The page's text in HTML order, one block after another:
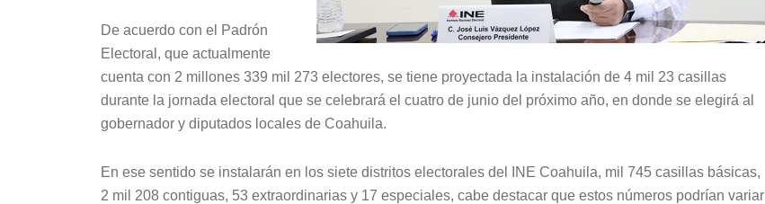
De acuerdo con el Padrón
Electoral, que actualmente
cuenta con 2 millones 339 mil 273 electores, se tiene proyectada la instalación de 4 mil 23 casillas
durante la jornada electoral que se celebrará el cuatro de junio del próximo año, en donde se elegirá al
gobernador y diputados locales de Coahuila.
En ese sentido se instalarán en los siete distritos electorales del INE Coahuila, mil 745 casillas básicas,
2 mil 208 contiguas, 53 extraordinarias y 17 especiales, cabe destacar que estos números podrían variar